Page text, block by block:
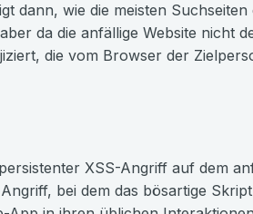
dann, wie die meisten
da die anfällige Website nicht
die vom Browser der
XSS-Angriff auf dem
bei dem das bösartige